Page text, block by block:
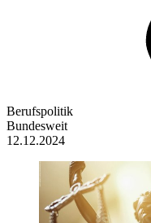
Berufspolitik
Bundesweit
12.12.2024